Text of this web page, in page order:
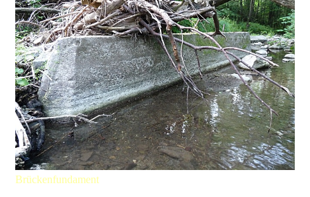
Brückenfundament